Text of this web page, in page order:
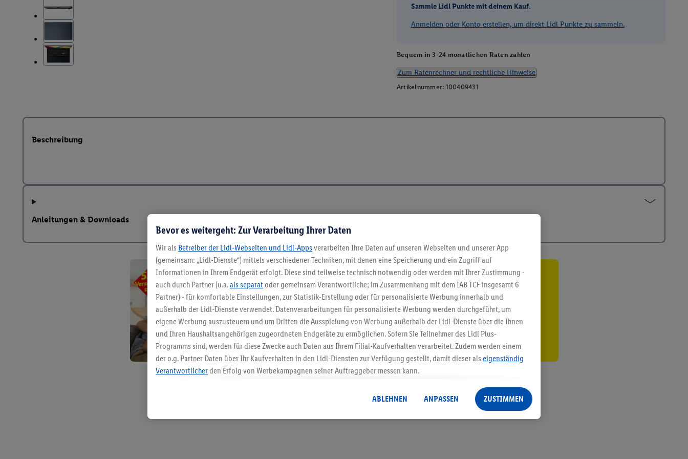
Sammle Lidl Punkte mit deinem Kauf.
Anmelden oder Konto erstellen, um direkt Lidl Punkte zu sammeln.
Bequem in 3-24 monatlichen Raten zahlen
Zum Ratenrechner und rechtliche Hinweise
Artikelnummer: 100409431
Beschreibung
Anleitungen & Downloads
5.95 € Versand sparen³²ᵃ
Jetzt zum Newsletter anmelden
Gutschein sichern!
Bevor es weitergeht: Zur Verarbeitung Ihrer Daten
Wir als Betreiber der Lidl-Webseiten und Lidl-Apps verarbeiten Ihre Daten auf unseren Webseiten und unserer App
(gemeinsam: „Lidl-Dienste“) mittels verschiedener Techniken, mit denen eine Speicherung und ein Zugriff auf
Informationen in Ihrem Endgerät erfolgt. Diese sind teilweise technisch notwendig oder werden mit Ihrer Zustimmung -
auch durch Partner (u.a.als separat oder gemeinsam Verantwortliche; im Zusammenhang mit dem IAB TCF insgesamt 6
Partner) - für komfortable Einstellungen, zur Statistik-Erstellung oder für personalisierte Werbung innerhalb und
außerhalb der Lidl-Dienste verwendet. Datenverarbeitungen für personalisierte Werbung werden durchgeführt, um
eigene Werbung auszusteuern und um Dritten die Ausspielung von Werbung außerhalb der Lidl-Dienste über die Ihnen
und Ihren Haushaltsangehörigen zugeordneten Endgeräte zu ermöglichen. Sofern Sie Teilnehmer des Lidl Plus-
Programms sind, werden für diese Zwecke auch Daten aus Ihrem Filial-Kaufverhalten verarbeitet. Zudem werden einem
der o.g. Partner Daten über Ihr Kaufverhalten in den Lidl-Diensten zur Verfügung gestellt, damit dieser als eigenständig
Verantwortlicherden Erfolg von Werbekampagnen seiner Auftraggeber messen kann.
angereicherten Profilen. Dies umfasst die Zusammenführung von Daten (z.B. über Ihre Nutzung der Lidl-Dienste, Ihr
Kaufverhalten in den Lidl-Diensten, Informationen aus Ihrem Kundenkonto - z.B. Alter oder Geschlecht - sowie Ihre
genauen Standortdaten) auch über verschiedene Endgeräte und Lidl-Dienste hinweg einschließlich dem Speichern von
ABLEHNEN ANPASSEN ZUSTIMMEN